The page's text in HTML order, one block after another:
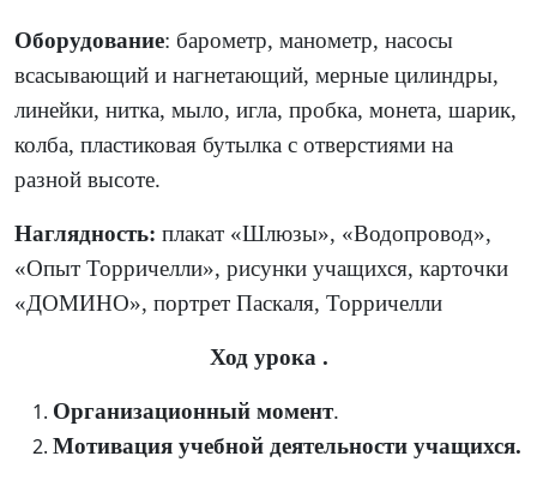
Оборудование: барометр, манометр, насосы
всасывающий и нагнетающий, мерные цилиндры,
линейки, нитка, мыло, игла, пробка, монета, шарик,
колба, пластиковая бутылка с отверстиями на
разной высоте.
Наглядность: плакат «Шлюзы», «Водопровод»,
«Опыт Торричелли», рисунки учащихся, карточки
«ДОМИНО», портрет Паскаля, Торричелли
Ход урока .
Организационный момент.
Мотивация учебной деятельности учащихся.